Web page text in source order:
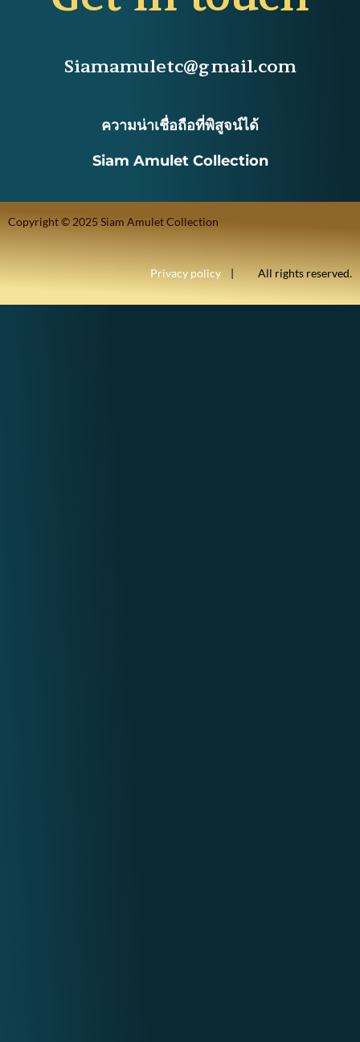
Siamamuletc@gmail.com
ความน่าเชื่อถือที่พิสูจน์ได้
Siam Amulet Collection
Copyright © 2025 Siam Amulet Collection
Privacy policy | All rights reserved.